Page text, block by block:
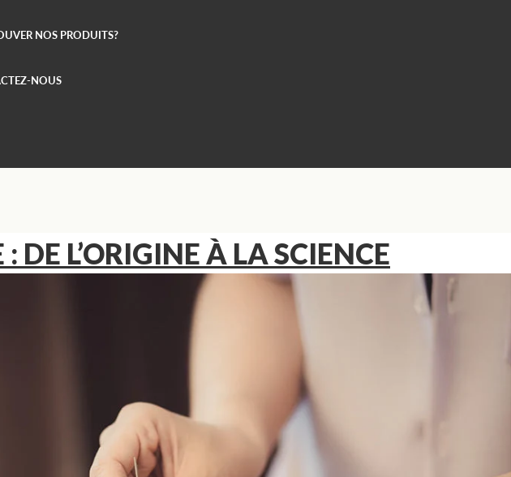
NOS PRODUITS?
NOUS
DE L’ORIGINE À LA SCIENCE